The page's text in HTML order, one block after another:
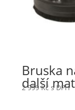
Bruska
další
2 999Kč s DPH